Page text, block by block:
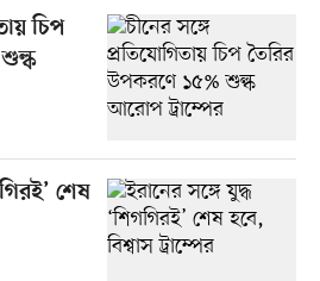
চিপ
শেষ